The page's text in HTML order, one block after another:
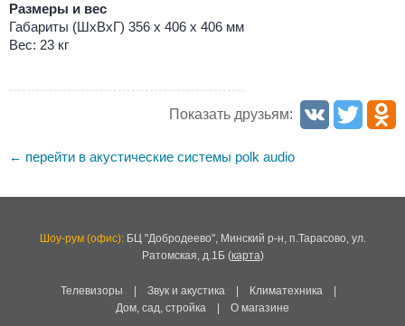
Размеры и вес
Габариты (ШхВхГ) 356 х 406 х 406 мм
Вес: 23 кг
Показать друзьям:
← перейти в акустические системы polk audio
Шоу-рум (офис):БЦ "Добродеево", Минский р-н, п.Тарасово, ул.
Ратомская, д.1Б(карта)
Телевизоры Звук и акустика Климатехника
Дом, сад, стройка
О магазине